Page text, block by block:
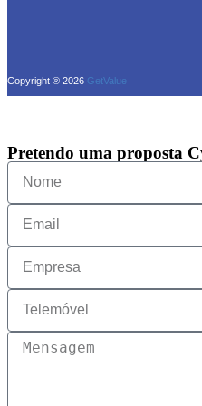
Copyright ® 2026 GetValue
Pretendo uma proposta